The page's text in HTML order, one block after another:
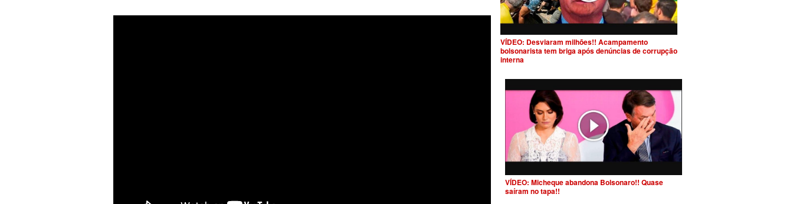
VÍDEO: Desviaram milhões!! Acampamento
bolsonarista tem briga após denúncias de corrupção
interna
VÍDEO: Micheque abandona Bolsonaro!! Quase
saíram no tapa!!